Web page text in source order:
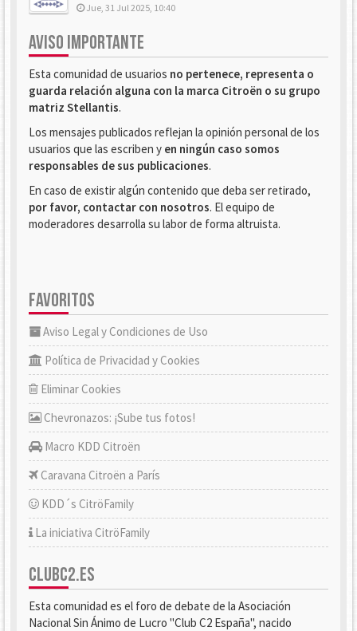
Jue, 31 Jul 2025, 10:40
AVISO IMPORTANTE
Esta comunidad de usuarios no pertenece, representa o
guarda relación alguna con la marca Citroën o su grupo
matriz Stellantis.
Los mensajes publicados reflejan la opinión personal de los
usuarios que las escriben y en ningún caso somos
responsables de sus publicaciones.
En caso de existir algún contenido que deba ser retirado,
por favor, contactar con nosotros. El equipo de
moderadores desarrolla su labor de forma altruista.
FAVORITOS
Aviso Legal y Condiciones de Uso
Política de Privacidad y Cookies
Eliminar Cookies
Chevronazos: ¡Sube tus fotos!
Macro KDD Citroën
Caravana Citroën a París
KDD´s CitröFamily
La iniciativa CitröFamily
CLUBC2.ES
Esta comunidad es el foro de debate de la Asociación
Nacional Sin Ánimo de Lucro "Club C2 España", nacido